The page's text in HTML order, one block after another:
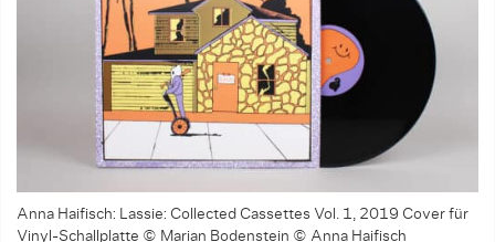
Anna Haifisch: Lassie: Collected Cassettes Vol. 1, 2019 Cover für
Vinyl-Schallplatte © Marian Bodenstein © Anna Haifisch